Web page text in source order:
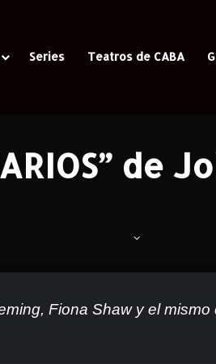
Series Teatros de CABA
de
Fiona Shaw y el